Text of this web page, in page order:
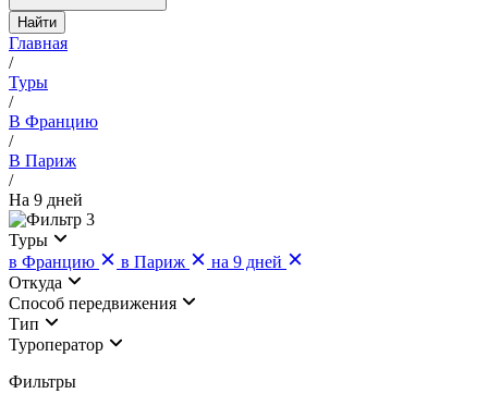
Найти
Главная
/
Туры
/
В Францию
/
В Париж
/
На 9 дней
3
Туры
в Францию
в Париж
на 9 дней
Откуда
Cпособ передвижения
Тип
Туроператор
Фильтры